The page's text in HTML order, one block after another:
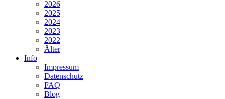
2026
2025
2024
2023
2022
Älter
Info
Impressum
Datenschutz
FAQ
Blog